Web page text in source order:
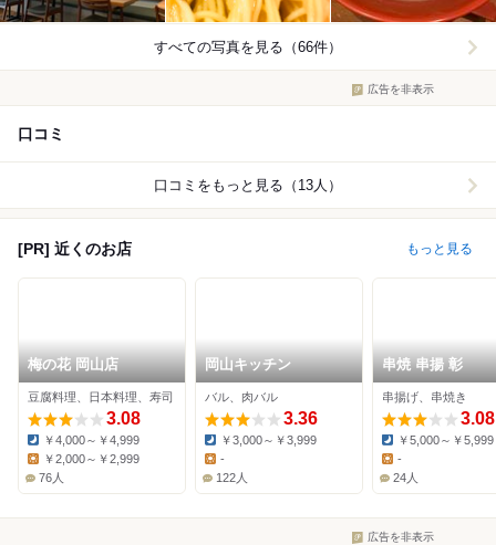
すべての写真を見る（66件）
広告を非表示
口コミ
口コミをもっと見る（13人）
[PR] 近くのお店 もっと見る
梅の花 岡山店
豆腐料理、日本料理、寿司
3.08
Dinner:
￥4,000～￥4,999
Lunch:
￥2,000～￥2,999
76人
岡山キッチン
バル、肉バル
3.36
Dinner:
￥3,000～￥3,999
-
122人
串焼 串揚 彰
串揚げ、串焼き
3.08
Dinner:
￥5,000～￥5,999
Lunch:
-
24人
広告を非表示